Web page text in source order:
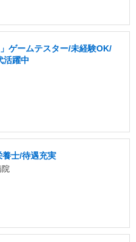
ゲームテスター/未経験OK/
活躍中
士/待遇充実